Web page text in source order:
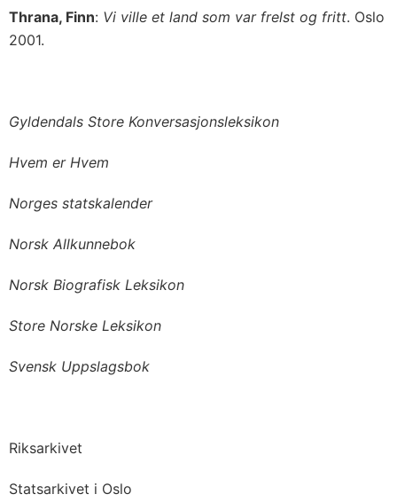
Thrana, Finn: Vi ville et land som var frelst og fritt. Oslo
2001.
Gyldendals Store Konversasjonsleksikon
Hvem er Hvem
Norges statskalender
Norsk Allkunnebok
Norsk Biografisk Leksikon
Store Norske Leksikon
Svensk Uppslagsbok
Riksarkivet
Statsarkivet i Oslo